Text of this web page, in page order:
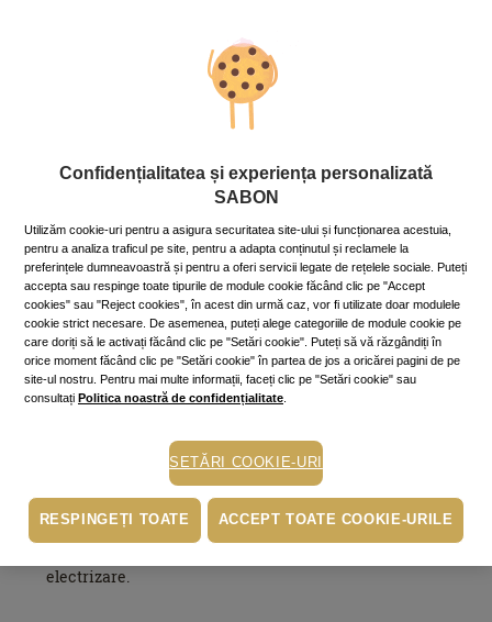
Ce se poate face? Iată câteva sfaturi utile de care să ții seama
în special în anotimpul cel mai friguros.
firul de păr. Iarna ar fi chiar bine să nu te șamponezi de
două ori la aceeași spălare (mai bine îndesești numărul de
spălări, dacă simți nevoia) și să folosești un șampon blând
cu firul de păr. Îți recomandămșamponul Green Rose
de la
Sabon, cu o formulă fină și hrănitoare.
După spălare, clătește-ți părul cu apă rece, pentru a închide
cuticula și a neutraliza efectul nedorit al electrizării.
Foarte importantă este peria cu care îți faci zilnic toaletarea
părului.Aceasta e bine să aibă peri naturali sau din
materiale antielectrizare. Pentru mai multă siguranță,
pune uleiul tău preferat de păr (acela care se aplică fără
clătire și cu care e musai să te împrietenești) într-un
pieptănare. Astfel, vei întinde uniform uleiul și cel mai
rebel păr se va electriza mult mai greu.
Poartă haine din materiale naturale.În măsura
posibilităților, îmbracă pulovere, fulare și căciuli din
materiale naturale (lână, bumbac) și evită materialele
electrizare.
Confidențialitatea și experiența personalizată
SABON
Utilizăm cookie-uri pentru a asigura securitatea site-ului și funcționarea acestuia,
pentru a analiza traficul pe site, pentru a adapta conținutul și reclamele la
preferințele dumneavoastră și pentru a oferi servicii legate de rețelele sociale. Puteți
accepta sau respinge toate tipurile de module cookie făcând clic pe "Accept
cookies" sau "Reject cookies", în acest din urmă caz, vor fi utilizate doar modulele
cookie strict necesare. De asemenea, puteți alege categoriile de module cookie pe
care doriți să le activați făcând clic pe "Setări cookie". Puteți să vă răzgândiți în
orice moment făcând clic pe "Setări cookie" în partea de jos a oricărei pagini de pe
site-ul nostru. Pentru mai multe informații, faceți clic pe "Setări cookie" sau
consultați Politica noastră de confidențialitate
SETĂRI COOKIE-URI
RESPINGEȚI TOATE ACCEPT TOATE COOKIE-URILE